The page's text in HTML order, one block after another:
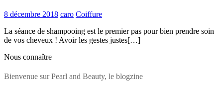
8 décembre 2018 caro Coiffure
La séance de shampooing est le premier pas pour bien prendre soin
de vos cheveux ! Avoir les gestes justes[…]
Nous connaître
Bienvenue sur Pearl and Beauty, le blogzine